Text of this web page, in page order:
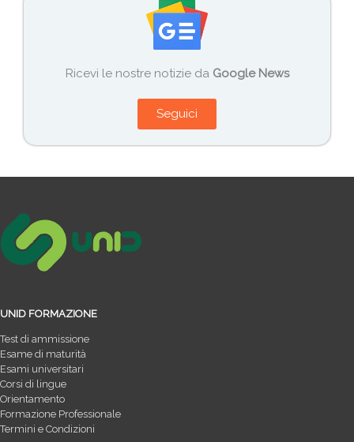
Ricevi le nostre notizie da Google News
Seguici
UNID FORMAZIONE
Test di ammissione
Esame di maturità
Esami universitari
Corsi di lingue
Orientamento
Formazione Professionale
Termini e Condizioni